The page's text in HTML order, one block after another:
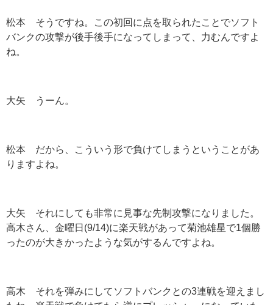
松本 そうですね。この初回に点を取られたことでソフト
バンクの攻撃が後手後手になってしまって、力むんですよ
ね。
大矢 うーん。
松本 だから、こういう形で負けてしまうということがあ
りますよね。
大矢 それにしても非常に見事な先制攻撃になりました。
高木さん、金曜日(9/14)に楽天戦があって菊池雄星で1個勝
ったのが大きかったような気がするんですよね。
高木 それを弾みにしてソフトバンクとの3連戦を迎えまし